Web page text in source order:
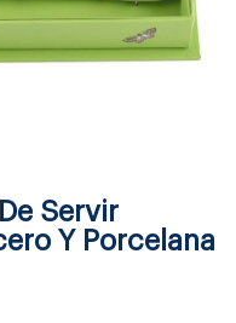
Servir
Y Porcelana